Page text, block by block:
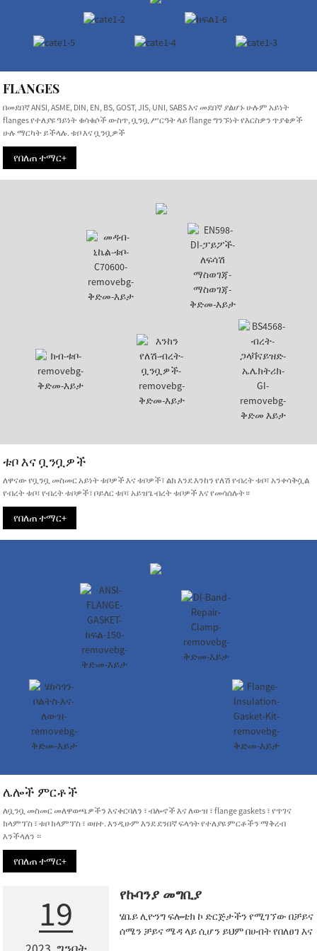
FLANGES
በመደበኛ ANSI, ASME, DIN, EN, BS, GOST, JIS, UNI, SABS እና መደበኛ ያልሆኑ ሁሉም አይነት
flanges የተለያዩ ዓይነት ቁሳቁሶች ውስጥ, ቧንቧ ሥርዓት ላይ flange ግንኙነት የእርስዎን ጥያቄዎች
ሁሉ ማርካት ይችላሉ. ቱቦ እና ቧንቧዎች
የበለጠ ተማር+
ቱቦ እና ቧንቧዎች
ለዋናው የቧንቧ መስመር አይነት ቱቦዎች እና ቱቦዎች፣ ልክ እንደ እንከን የለሽ የብረት ቱቦ፣ አንቀሳቅሷል
የብረት ቱቦ፣ የብረት ቱቦዎች፣ ቦይለር ቱቦ፣ አይዝጌ ብረት ቱቦዎች እና የመሳሰሉት።
የበለጠ ተማር+
ሌሎች ምርቶች
ለቧንቧ መስመር መለዋወጫዎችን እናቀርባለን ፣ ብሎኖች እና ለውዝ ፣ flange gaskets ፣ የጥገና
ክላምፕስ ፣ ቱቦ ክላምፕስ ፣ ወዘተ. እንዲሁም እንደ ደንበኛ ፍላጎት የተለያዩ ምርቶችን ማቅረብ
እንችላለን ።
የበለጠ ተማር+
19 የኩባንያ መግቢያ
ሄቤይ ሊዮንግ ፍሎቴክ ኮ ድርጅታችን የሚገኘው በቻይና
ሰሜን ቻይና ሜዳ ላይ ሲሆን ይህም በሀብት የበለፀገ እና